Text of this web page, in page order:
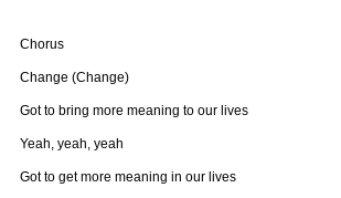
Chorus
Change (Change)
Got to bring more meaning to our lives
Yeah, yeah, yeah
Got to get more meaning in our lives